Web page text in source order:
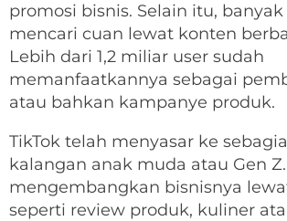
promosi bisnis. Selain itu,
mencari cuan lewat konten
Lebih dari 1,2 miliar user sudah
memanfaatkannya sebagai
atau bahkan kampanye produk.
TikTok telah menyasar ke
kalangan anak muda atau Gen
mengembangkan bisnisnya
seperti review produk, kuliner